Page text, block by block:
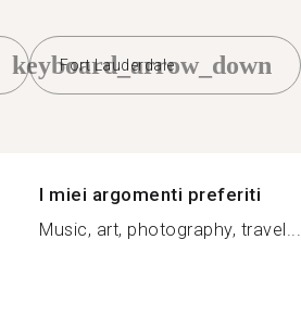
Fort Lauderdale
keyboard_arrow_down
I miei argomenti preferiti
Music, art, photography, travel...